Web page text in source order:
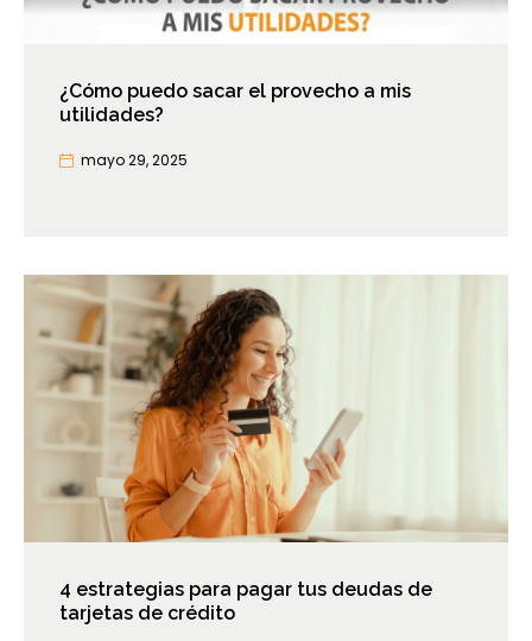
¿Cómo puedo sacar el provecho a mis
utilidades?
mayo 29, 2025
4 estrategias para pagar tus deudas de
tarjetas de crédito